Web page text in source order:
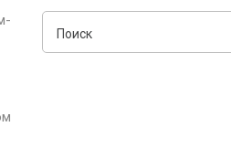
Поиск